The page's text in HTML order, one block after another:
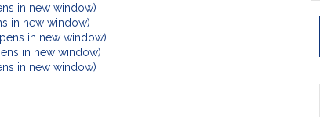
in new window)
in new window)
in new window)
in new window)
in new window)